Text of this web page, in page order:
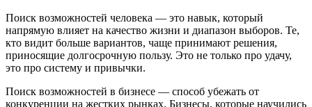
Поиск возможностей человека — это навык, который
напрямую влияет на качество жизни и диапазон выборов. Те,
кто видит больше вариантов, чаще принимают решения,
приносящие долгосрочную пользу. Это не только про удачу,
это про систему и привычки.
Поиск возможностей в бизнесе — способ убежать от
конкуренции на жестких рынках. Бизнесы, которые научились